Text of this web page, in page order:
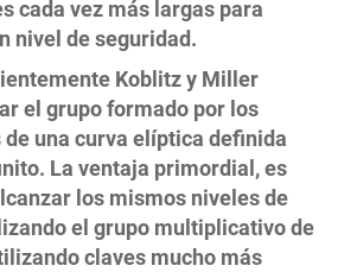
cada vez más largas para
nivel de seguridad.
Koblitz y Miller
el grupo formado por los
una curva elíptica definida
La ventaja primordial, es
los mismos niveles de
el grupo multiplicativo de
claves mucho más